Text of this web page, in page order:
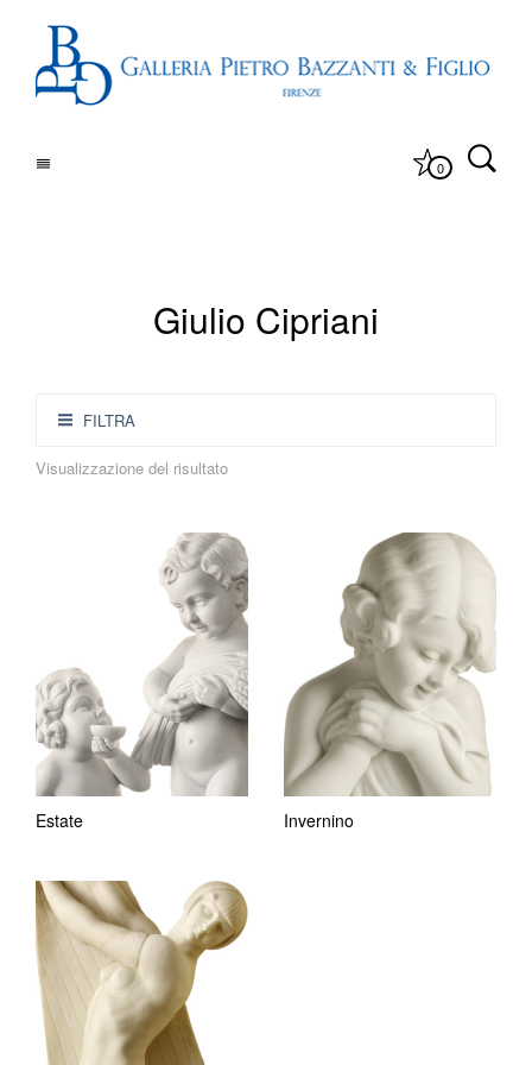
0
Giulio Cipriani
FILTRA
Visualizzazione del risultato
Estate Invernino